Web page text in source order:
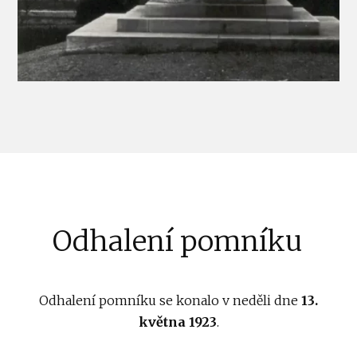
Odhalení pomníku
Odhalení pomníku se konalo v neděli dne 13.
května 1923.